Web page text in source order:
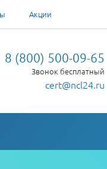
Акции
8 (800) 500-09-65
Звонок бесплатный
cert@ncl24.ru